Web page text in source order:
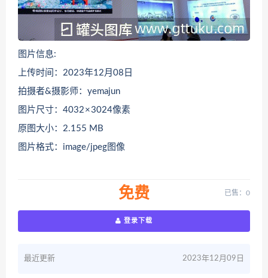
图片信息:
上传时间：2023年12月08日
拍摄者&摄影师：yemajun
图片尺寸：4032 × 3024像素
原图大小：2.155 MB
图片格式：image/jpeg图像
免费 已售：0
登录下载
最近更新 2023年12月09日